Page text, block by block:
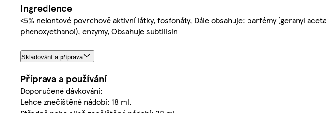
Ingredience
<5% neiontové povrchově aktivní látky, fosfonáty, Dále obsahuje: parfémy (geranyl
phenoxyethanol), enzymy, Obsahuje subtilisin
Skladování a příprava
Příprava a používání
Doporučené dávkování:
Lehce znečištěné nádobí: 18 ml.